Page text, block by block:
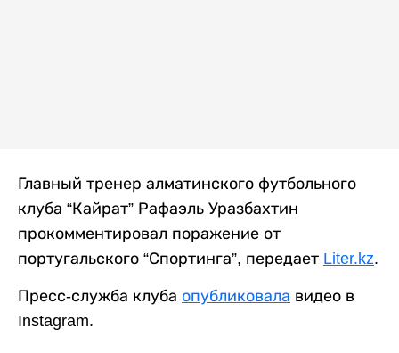
Главный тренер алматинского футбольного
клуба “Кайрат” Рафаэль Уразбахтин
прокомментировал поражение от
португальского “Спортинга”, передает Liter.kz.
Пресс-служба клуба опубликовала видео в
Instagram.